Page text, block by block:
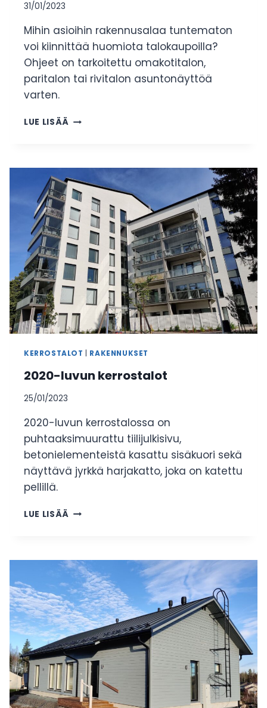
31/01/2023
Mihin asioihin rakennusalaa tuntematon
voi kiinnittää huomiota talokaupoilla?
Ohjeet on tarkoitettu omakotitalon,
paritalon tai rivitalon asuntonäyttöä
varten.
LUE LISÄÄ TARKASTUSLISTA
PARITALO
TAI
RIVITALO
KERROSTALOT RAKENNUKSET
2020-luvun kerrostalot
25/01/2023
2020-luvun kerrostalossa on
puhtaaksimuurattu tiilijulkisivu,
betonielementeistä kasattu sisäkuori sekä
näyttävä jyrkkä harjakatto, joka on katettu
pellillä.
LUE LISÄÄ 2020-